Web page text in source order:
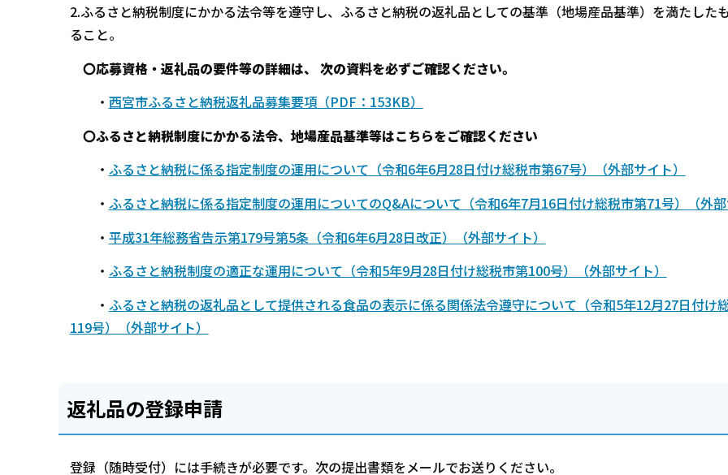
2.ふるさと納税制度にかかる法令等を遵守し、ふるさと納税の返礼品としての基準（地場産品基準）を満たした
ること。
〇応募資格・返礼品の要件等の詳細は、 次の資料を必ずご確認ください。
・ 西宮市ふるさと納税返礼品募集要項（PDF：153KB）
〇ふるさと納税制度にかかる法令、地場産品基準等はこちらをご確認ください
・ ふるさと納税に係る指定制度の運用について（令和6年6月28日付け総税市第67号）（外部サイト）
・ ふるさと納税に係る指定制度の運用についてのQ&Aについて（令和6年7月16日付け総税市第71号）（外
・ 平成31年総務省告示第179号第5条（令和6年6月28日改正）（外部サイト）
・ ふるさと納税制度の適正な運用について（令和5年9月28日付け総税市第100号）（外部サイト）
・ ふるさと納税の返礼品として提供される食品の表示に係る関係法令遵守について（令和5年12月27日付け
119号）（外部サイト）
返礼品の登録申請
登録（随時受付）には手続きが必要です。次の提出書類をメールでお送りください。